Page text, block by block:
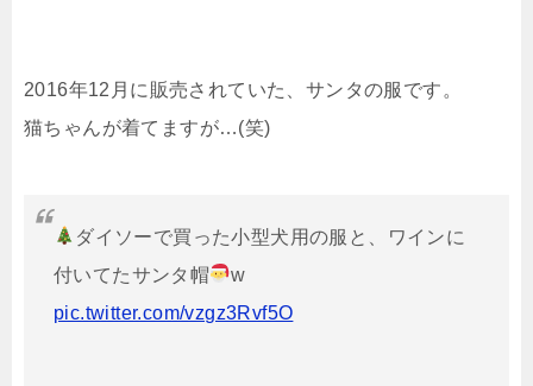
2016年12月に販売されていた、サンタの服です。
猫ちゃんが着てますが…(笑)
ダイソーで買った小型犬用の服と、ワインに
付いてたサンタ帽
w
pic.twitter.com/vzgz3Rvf5O